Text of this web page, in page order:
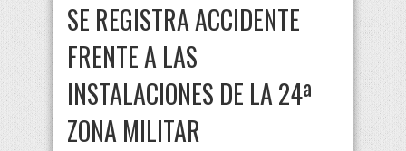
SE REGISTRA ACCIDENTE
FRENTE A LAS
INSTALACIONES DE LA 24ª
ZONA MILITAR